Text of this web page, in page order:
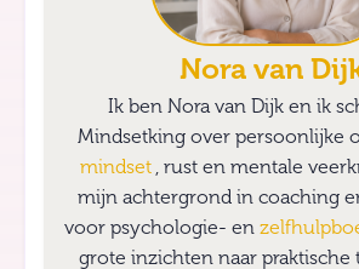
Nora van
Ik ben Nora van Dijk en ik
Mindsetking over persoonlijke
mindset , rust en mentale
mijn achtergrond in coaching
voor psychologie- en
grote inzichten naar praktische